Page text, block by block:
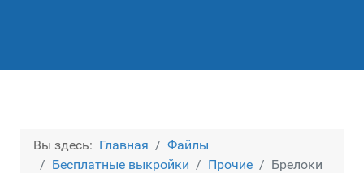
Вы здесь: Главная
Файлы
Бесплатные выкройки
Прочие Брелоки